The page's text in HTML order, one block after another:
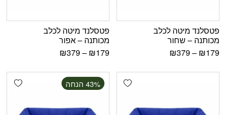
פטסלנד מיטה לכלב
מכותנה – שחור
₪179
–
₪379
פטסלנד מיטה לכלב
מכותנה – אפור
₪179
–
₪379
Add wishlist
‫43% הנחה